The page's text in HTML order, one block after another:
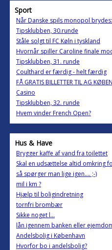
Sport
Når Danske spils monopol brydes:
Tipsklubben, 30.runde
Ståle solgt til FC Køln i tyskland
Hvornår spiller Caroline finale
Tipsklubben, 31. runde
Coulthard er færdig - helt færdig
FÅ GRATIS BILLETTER TIL AG
Casino
Tipsklubben, 32. runde
Hvem vinder French Open?
Hus & Have
Brygger kaffe af vand fra toilettet
Skal en udsættelse altid omkring
så spørger man lige igen.... ;-)
mil i km ?
Hjælp til boligindretning
tornfri brombær
Sikke noget l...
lån igennem banken eller
Andelsbolig i København
Hvorfor bo i andelsbolig?